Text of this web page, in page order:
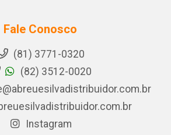
Fale Conosco
(81) 3771-0320
(82) 3512-0020
Instagram